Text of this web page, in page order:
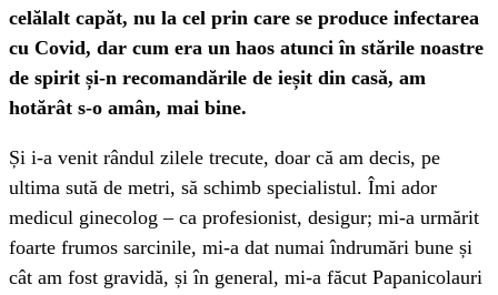
celălalt capăt, nu la cel prin care se produce infectarea
cu Covid, dar cum era un haos atunci în stările noastre
de spirit și-n recomandările de ieșit din casă, am
hotărât s-o amân, mai bine.
Și i-a venit rândul zilele trecute, doar că am decis, pe
ultima sută de metri, să schimb specialistul. Îmi ador
medicul ginecolog – ca profesionist, desigur; mi-a urmărit
foarte frumos sarcinile, mi-a dat numai îndrumări bune și
cât am fost gravidă, și în general, mi-a făcut Papanicolauri